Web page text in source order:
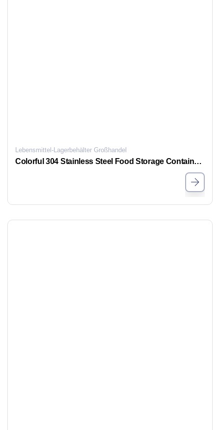
Lebensmittel-Lagerbehälter Großhandel
Colorful 304 Stainless Steel Food Storage Containers with Clear Lids & Handle | Leakproof Meal Prep Bento Lunch Boxes for Kitchen, Office & Travel